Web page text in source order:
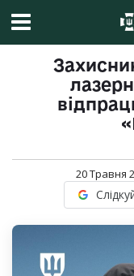
20 Травня